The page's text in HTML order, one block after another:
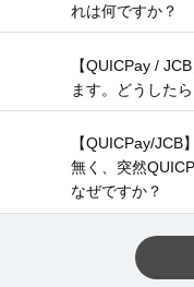
れは何ですか？
【QUICPay /
ます。どうした
【QUICPay/
無く、突然
なぜですか？